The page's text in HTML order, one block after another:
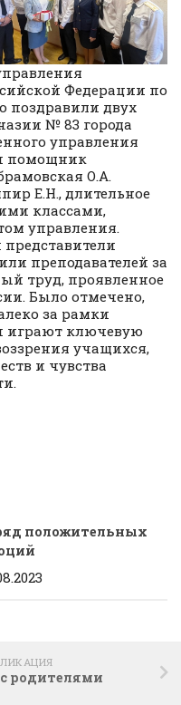
Федерации по
поздравили двух
№ 83 города
управления
помощник
О.А.
Е.Н., длительное
классами,
управления.
преподавателей за
труд, проявленное
Было отмечено,
за рамки
играют ключевую
учащихся,
и чувства
положительных
родителями